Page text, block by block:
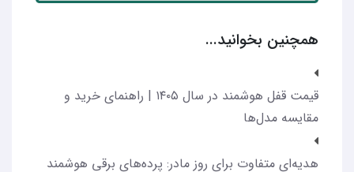
همچنین بخوانید...
قیمت قفل هوشمند در سال ۱۴۰۵ | راهنمای خرید و
مقایسه مدل‌ها
هدیه‌ای متفاوت برای روز مادر: پرده‌های برقی هوشمند